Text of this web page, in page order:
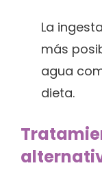
La
más
agua
dieta.